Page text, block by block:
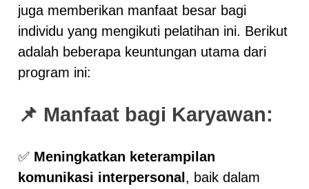
juga memberikan manfaat besar bagi
individu yang mengikuti pelatihan ini. Berikut
adalah beberapa keuntungan utama dari
program ini:
📌 Manfaat bagi Karyawan:
✅ Meningkatkan keterampilan
komunikasi interpersonal, baik dalam